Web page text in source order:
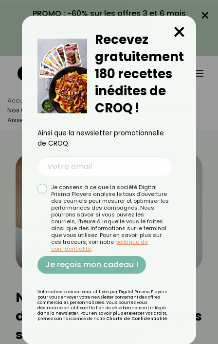
PROMO : -60% sur les offres 3 et 6 mois
VOIR LA PROMO
×
Accueil Actus
Minceur
Nos Conseils Pour Se Débarrasser Des Bourrelets Sous Les
Aisselles ?
Nos conseils pour se
débarrasser des bourrelets
sous les aisselles ?
Recevez
gratuitement
180 recettes
inédites de
CROQ !
×
Ainsi que la newsletter promotionnelle
de CROQ.
Je consens à ce que la société Digital
Prisma Players analyse le taux d'ouverture
des courriels pour mesurer et optimiser les
performances des campagnes. Nous
pourrons savoir si vous ouvrez les
courriels, l'heure à laquelle vous le faites
ainsi que des informations sur le terminal
que vous utilisez. Pour en savoir plus sur
ces traceurs, voir notre politique de
confidentialité.
Je reçois mon cadeau !
Votre adresse email sera utilisée par Digital Prisma Players
pour vous envoyer votre newsletter contenant des offres
commerciales personnalisées. Vous pourrez vous
désinscrire en utilisant le lien de désabonnement intégré
dans la newsletter. Pour en savoir plus et exercer vos droits,
prenez connaissance de notre Charte de Confidentialité.